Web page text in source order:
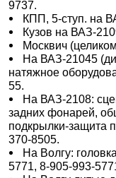
9737.
КПП, 5-ступ. на
Кузов на ВАЗ-
Москвич
На ВАЗ-21045
натяжное
55.
На ВАЗ-2108:
задних фонарей,
подкрылки-защита
370-8505.
На Волгу:
5771, 8-905-993-